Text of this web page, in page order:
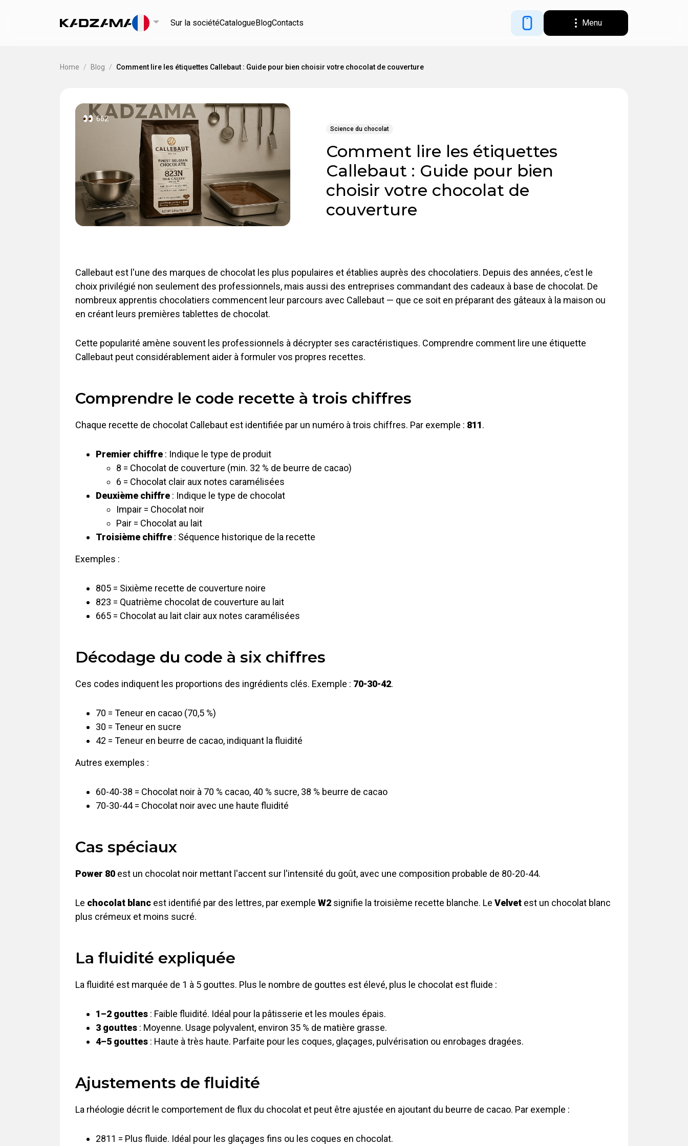
Sur la sociétéCatalogueBlogContacts Menu
Home / Blog / Comment lire les étiquettes Callebaut : Guide pour bien choisir votre chocolat de couverture
662
Science du chocolat
Comment lire les étiquettes
Callebaut : Guide pour bien
choisir votre chocolat de
couverture
Callebaut est l'une des marques de chocolat les plus populaires et établies auprès des chocolatiers. Depuis des années, c’est le
choix privilégié non seulement des professionnels, mais aussi des entreprises commandant des cadeaux à base de chocolat. De
nombreux apprentis chocolatiers commencent leur parcours avec Callebaut — que ce soit en préparant des gâteaux à la maison ou
en créant leurs premières tablettes de chocolat.
Cette popularité amène souvent les professionnels à décrypter ses caractéristiques. Comprendre comment lire une étiquette
Callebaut peut considérablement aider à formuler vos propres recettes.
Comprendre le code recette à trois chiffres
Chaque recette de chocolat Callebaut est identifiée par un numéro à trois chiffres. Par exemple : 811.
Premier chiffre : Indique le type de produit
8 = Chocolat de couverture (min. 32 % de beurre de cacao)
6 = Chocolat clair aux notes caramélisées
Deuxième chiffre : Indique le type de chocolat
Impair = Chocolat noir
Pair = Chocolat au lait
Troisième chiffre : Séquence historique de la recette
Exemples :
805 = Sixième recette de couverture noire
823 = Quatrième chocolat de couverture au lait
665 = Chocolat au lait clair aux notes caramélisées
Décodage du code à six chiffres
Ces codes indiquent les proportions des ingrédients clés. Exemple : 70-30-42.
70 = Teneur en cacao (70,5 %)
30 = Teneur en sucre
42 = Teneur en beurre de cacao, indiquant la fluidité
Autres exemples :
60-40-38 = Chocolat noir à 70 % cacao, 40 % sucre, 38 % beurre de cacao
70-30-44 = Chocolat noir avec une haute fluidité
Cas spéciaux
Power 80 est un chocolat noir mettant l'accent sur l'intensité du goût, avec une composition probable de 80-20-44.
Le chocolat blanc est identifié par des lettres, par exemple W2 signifie la troisième recette blanche. Le Velvet est un chocolat blanc
plus crémeux et moins sucré.
La fluidité expliquée
La fluidité est marquée de 1 à 5 gouttes. Plus le nombre de gouttes est élevé, plus le chocolat est fluide :
1–2 gouttes : Faible fluidité. Idéal pour la pâtisserie et les moules épais.
3 gouttes : Moyenne. Usage polyvalent, environ 35 % de matière grasse.
4–5 gouttes : Haute à très haute. Parfaite pour les coques, glaçages, pulvérisation ou enrobages dragées.
Ajustements de fluidité
La rhéologie décrit le comportement de flux du chocolat et peut être ajustée en ajoutant du beurre de cacao. Par exemple :
2811 = Plus fluide. Idéal pour les glaçages fins ou les coques en chocolat.